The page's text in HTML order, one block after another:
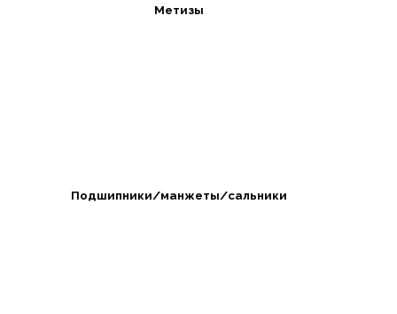
Метизы
Подшипники/манжеты/сальники